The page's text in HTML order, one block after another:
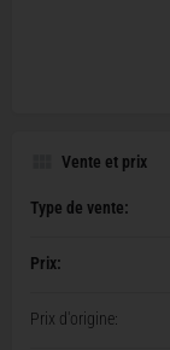
Vente et prix
Type de vente:
Prix:
Prix d'origine: